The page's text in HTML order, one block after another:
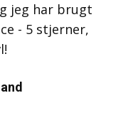
jeg har brugt
- 5 stjerner,